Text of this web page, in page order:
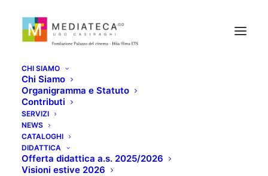
CHI SIAMO
Chi Siamo
Organigramma e Statuto
Contributi
SERVIZI
NEWS
CATALOGHI
DIDATTICA
Offerta didattica a.s. 2025/2026
Visioni estive 2026
MISS MARX